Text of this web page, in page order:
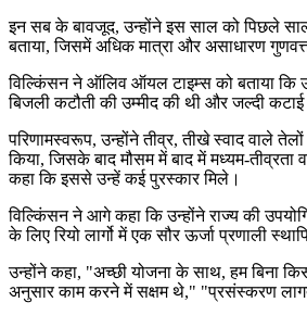
इन सब के बावजूद, उन्होंने इस साल को पिछले
बताया, जिसमें अधिक मात्रा और असाधारण
विल्किंसन ने ऑलिव ऑयल टाइम्स को बताया
बिजली कटौती की उम्मीद की थी और जल्दी
परिणामस्वरूप, उन्होंने तीव्र, तीखे स्वाद वाले
किया, जिसके बाद मौसम में बाद में मध्यम-तीव्रता
कहा कि इससे उन्हें कई पुरस्कार मिले।
विल्किंसन ने आगे कहा कि उन्होंने राज्य की
के लिए रियो लार्गो में एक सौर ऊर्जा प्रणाली
उन्होंने कहा, "अच्छी योजना के साथ, हम बिना
अनुसार काम करने में सक्षम थे," "प्रसंस्करण